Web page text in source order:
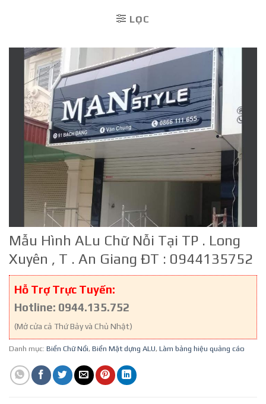
LỌC
Mẫu Hình ALu Chữ Nỗi Tại TP . Long
Xuyên , T . An Giang ĐT : 0944135752
Hỗ Trợ Trực Tuyến:
Hotline: 0944.135.752
(Mở cửa cả Thứ Bảy và Chủ Nhật)
Danh mục: Biển Chữ Nổi, Biển Mặt dựng ALU, Làm bảng hiệu quảng cáo